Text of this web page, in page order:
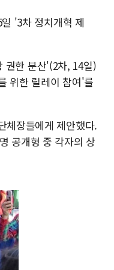
'3차 정치개혁 제
권한 분산'(2차, 14일)
위한 릴레이 참여'를
체장들에게 제안했다.
공개형 중 각자의 상